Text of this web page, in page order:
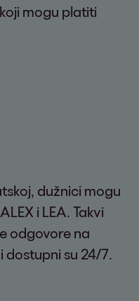
mogu platiti
dužnici mogu
i LEA. Takvi
odgovore na
dostupni su 24/7.